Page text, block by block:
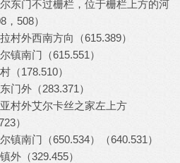
东门不过栅栏，位于栅栏上方的河
，508）
村外西南方向（615.389）
镇南门（615.551）
（178.510）
门外（283.371）
村外艾尔卡丝之家左上方
）
镇南门（650.534）（640.531）
外（329.455）